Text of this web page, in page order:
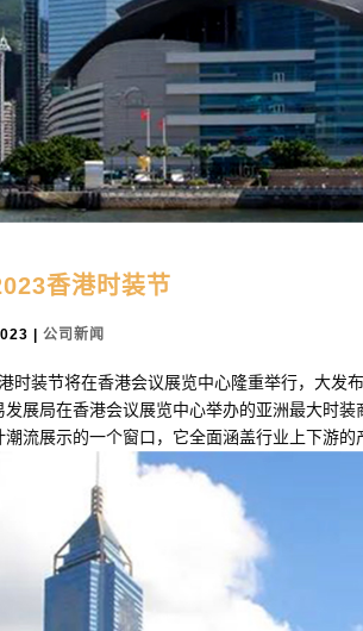
香港时装节
|公司新闻
时装节将在香港会议展览中心隆重举行，大发
展局在香港会议展览中心举办的亚洲最大时
流展示的一个窗口，它全面涵盖行业上下游的